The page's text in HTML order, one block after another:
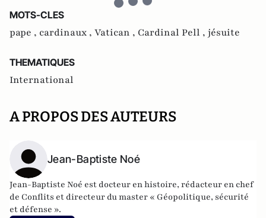
MOTS-CLES
pape , cardinaux , Vatican , Cardinal Pell , jésuite
THEMATIQUES
International
A PROPOS DES AUTEURS
Jean-Baptiste Noé
Jean-Baptiste Noé est docteur en histoire, rédacteur en chef
de Conflits et directeur du master « Géopolitique, sécurité
et défense ».